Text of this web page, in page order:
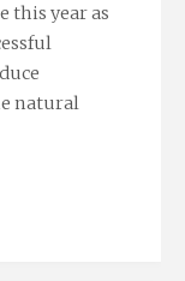
this year as
natural